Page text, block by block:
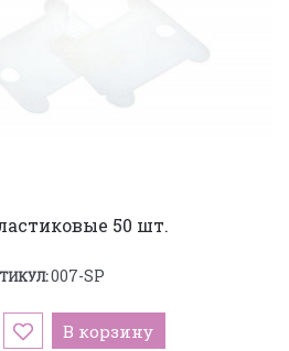
50 шт.
007-SP
В корзину